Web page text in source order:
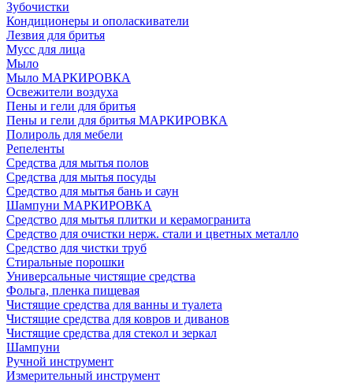
Зубочистки
Кондиционеры и ополаскиватели
Лезвия для бритья
Мусс для лица
Мыло
Мыло МАРКИРОВКА
Освежители воздуха
Пены и гели для бритья
Пены и гели для бритья МАРКИРОВКА
Полироль для мебели
Репеленты
Средства для мытья полов
Средства для мытья посуды
Средство для мытья бань и саун
Шампуни МАРКИРОВКА
Средство для мытья плитки и керамогранита
Средство для очистки нерж. стали и цветных металло
Средство для чистки труб
Стиральные порошки
Универсальные чистящие средства
Фольга, пленка пищевая
Чистящие средства для ванны и туалета
Чистящие средства для ковров и диванов
Чистящие средства для стекол и зеркал
Шампуни
Ручной инструмент
Измерительный инструмент